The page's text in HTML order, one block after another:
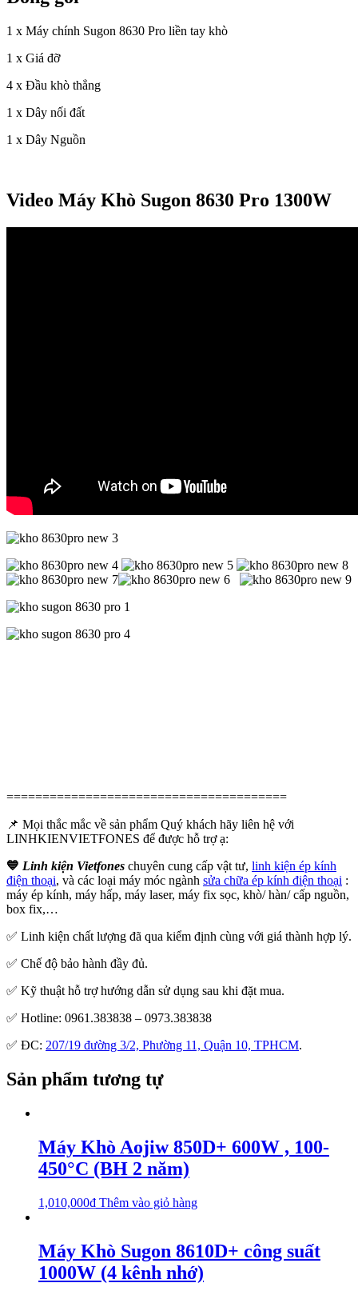
1 x Máy chính Sugon 8630 Pro liền tay khò
1 x Giá đỡ
4 x Đầu khò thẳng
1 x Dây nối đất
1 x Dây Nguồn
Video Máy Khò Sugon 8630 Pro 1300W
=======================================
📌 Mọi thắc mắc về sản phẩm Quý khách hãy liên hệ với
LINHKIENVIETFONES để được hỗ trợ ạ:
💙 Linh kiện Vietfones chuyên cung cấp vật tư, linh kiện ép kính
điện thoại, và các loại máy móc ngành sửa chữa ép kính điện thoại :
máy ép kính, máy hấp, máy laser, máy fix sọc, khò/ hàn/ cấp nguồn,
box fix,…
✅ Linh kiện chất lượng đã qua kiểm định cùng với giá thành hợp lý.
✅ Chế độ bảo hành đầy đủ.
✅ Kỹ thuật hỗ trợ hướng dẫn sử dụng sau khi đặt mua.
✅ Hotline: 0961.383838 – 0973.383838
✅ ĐC: 207/19 đường 3/2, Phường 11, Quận 10, TPHCM.
Sản phẩm tương tự
Máy Khò Aojiw 850D+ 600W , 100-
450°C (BH 2 năm)
1,010,000₫ Thêm vào giỏ hàng
Máy Khò Sugon 8610D+ công suất
1000W (4 kênh nhớ)